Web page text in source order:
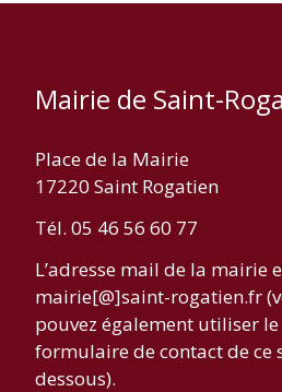
Mairie de Saint-
Place de la Mairie
17220 Saint Rogatien
Tél. 05 46 56 60 77
L’adresse mail de la mairie
mairie[@]saint-rogatien.fr
pouvez également utiliser le
formulaire de contact de ce
dessous).